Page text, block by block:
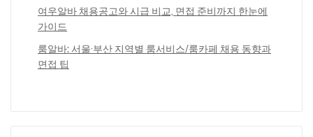
여우알바 채용공고와 시급 비교, 면접 준비까지 한눈에
가이드
룸알바: 서울·부산 지역별 룸서비스/룸카페 채용 동향과
면접 팁